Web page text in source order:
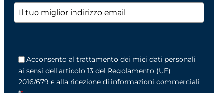
Acconsento al trattamento dei miei dati personali
ai sensi dell'articolo 13 del Regolamento (UE)
2016/679 e alla ricezione di informazioni commerciali